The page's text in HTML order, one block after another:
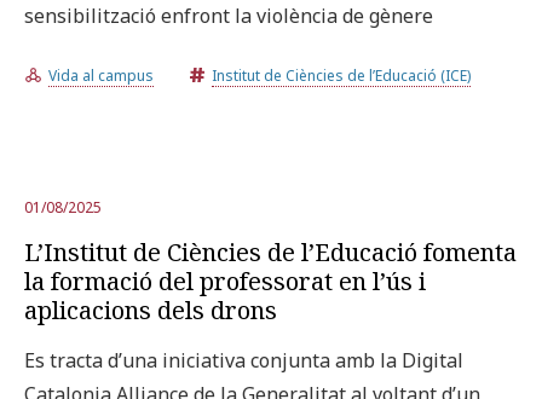
sensibilització enfront la violència de gènere
Vida al campus Institut de Ciències de l’Educació (ICE)
01/08/2025
L’Institut de Ciències de l’Educació fomenta
la formació del professorat en l’ús i
aplicacions dels drons
Es tracta d’una iniciativa conjunta amb la Digital
Catalonia Alliance de la Generalitat al voltant d’un